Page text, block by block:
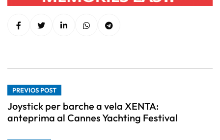
PREVIOS POST
Joystick per barche a vela XENTA:
anteprima al Cannes Yachting Festival